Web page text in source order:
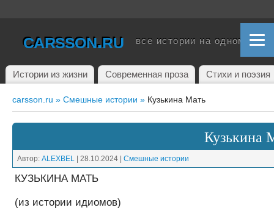
carsson.ru все истории на одном
Истории из жизни Современная проза Стихи и поэзия
carsson.ru » Смешные истории » Кузькина Мать
Кузькина
Автор: ALEXBEL 28.10.2024 Смешные истории
КУЗЬКИНА МАТЬ
(из истории идиомов)